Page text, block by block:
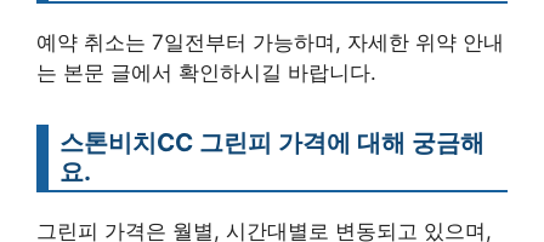
예약 취소는 7일전부터 가능하며, 자세한 위약 안내
는 본문 글에서 확인하시길 바랍니다.
스톤비치CC 그린피 가격에 대해 궁금해
요.
그린피 가격은 월별, 시간대별로 변동되고 있으며,